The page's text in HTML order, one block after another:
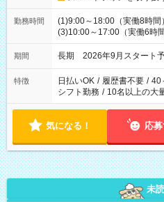
勤務時間
(1)9:00～18:00（実働8時間
(3)10:00～17:00（実働6時
期間 長期 2026年9月スタート
特徴 日払いOK / 履歴書不要 / 40
シフト勤務 / 10名以上の大
気になる！ 応
未読